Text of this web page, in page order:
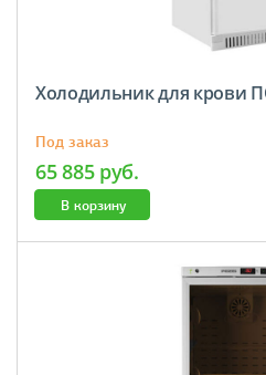
Холодильник для крови
Под заказ
65 885 руб.
В корзину